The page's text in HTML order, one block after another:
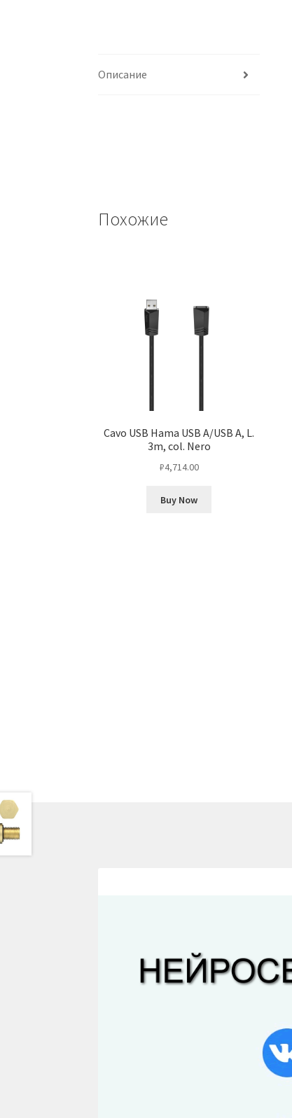
Описание
Похожие
Cavo USB Hama USB A/USB A, L.
3m, col. Nero
₽4,714.00
Buy Now